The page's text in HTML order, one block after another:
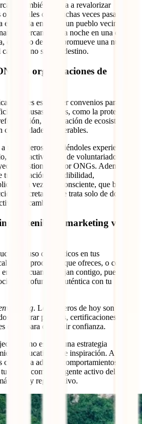
también ayuda a revalorizar
culturales que muchas veces pasan
escapada en tren a un pueblo vecino, una
cercana o una noche en una casa
este tipo de viaje promueve una nueva
camino, no solo el destino.
o organizaciones de
puedes establecer convenios para
a causas locales, como la protección
restauración de ecosistemas,
comunidades vulnerables.
tus viajeros, ofreciéndoles experiencias
como actividades de voluntariado o
gestionados por ONGs. Además,
tu reputación y credibilidad,
cada vez más consciente, que busca
concreta. No se trata solo de donar
del cambio.
sostenible y marketing verde
el uso de plásticos en tus
de los productos que ofreces, o cómo
cuando viajan contigo, puede
profunda y auténtica con tu
. Los viajeros de hoy son
Mostrar pruebas, certificaciones, datos
clave para construir confianza.
no es solo una estrategia
educativa y de inspiración. A través
clientes a adoptar comportamientos
tu marca como un agente activo del
justo y regenerativo.